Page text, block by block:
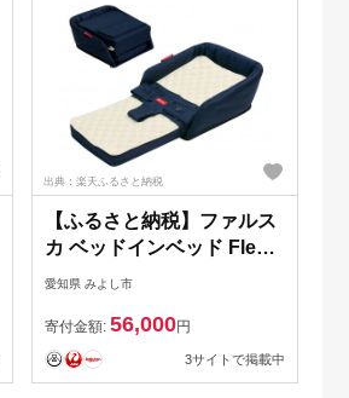
出典：楽天ふるさと納税
【ふるさと納税】ファルス
カ ベッドインベッド Flex
ネイビー【1724185】
愛知県 みよし市
寄付金額: 56,000円
3サイトで掲載中